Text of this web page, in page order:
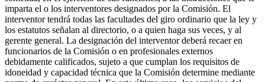
imparta el o los interventores designados por la Comisión. El
interventor tendrá todas las facultades del giro ordinario que la ley y
los estatutos señalan al directorio, o a quien haga sus veces, y al
gerente general. La designación del interventor deberá recaer en
funcionarios de la Comisión o en profesionales externos
debidamente calificados, sujeto a que cumplan los requisitos de
idoneidad y capacidad técnica que la Comisión determine mediante